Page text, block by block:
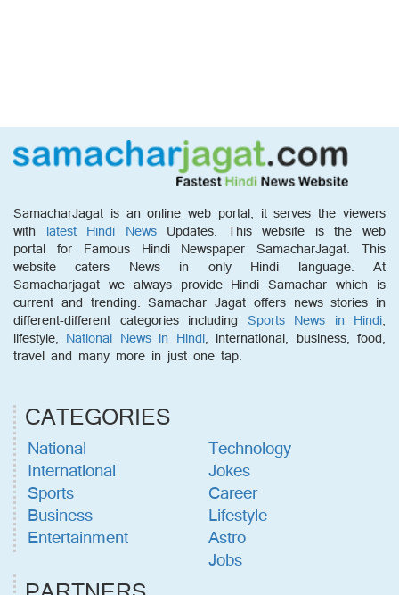
SamacharJagat is an online web portal; it serves the viewers
with latest Hindi NewsUpdates. This website is the web
portal for Famous Hindi Newspaper SamacharJagat. This
website caters News in only Hindi language. At
Samacharjagat we always provide Hindi Samachar which is
current and trending. Samachar Jagat offers news stories in
different-different categories including Sports News in Hindi,
lifestyle, National News in Hindi, international, business, food,
travel and many more in just one tap.
CATEGORIES
National
International
Sports
Business
Entertainment
Technology
Jokes
Career
Lifestyle
Astro
Jobs